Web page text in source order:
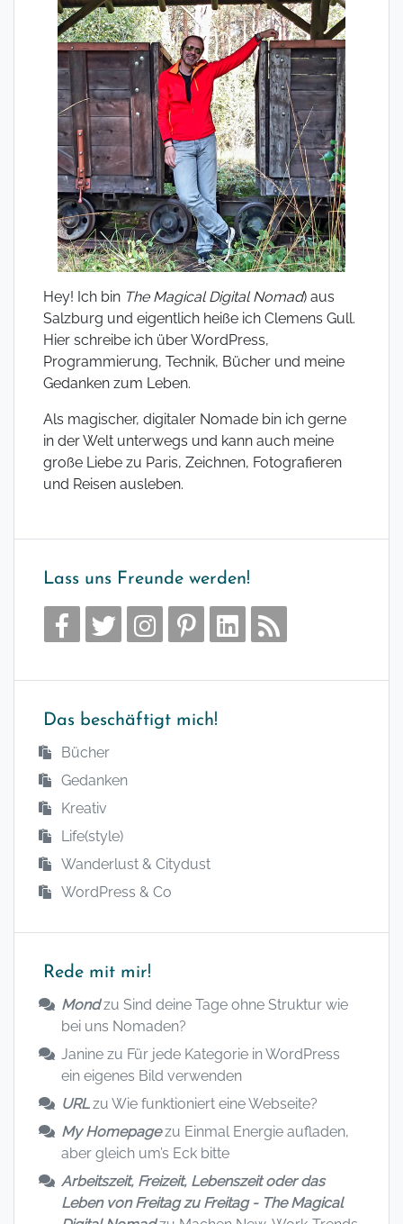
Hey! Ich bin The Magical Digital Nomad) aus
Salzburg und eigentlich heiße ich Clemens Gull.
Hier schreibe ich über WordPress,
Programmierung, Technik, Bücher und meine
Gedanken zum Leben.
Als magischer, digitaler Nomade bin ich gerne
in der Welt unterwegs und kann auch meine
große Liebe zu Paris, Zeichnen, Fotografieren
und Reisen ausleben.
Lass uns Freunde werden!
Das beschäftigt mich!
Bücher
Gedanken
Kreativ
Life(style)
Wanderlust & Citydust
WordPress & Co
Rede mit mir!
Mondzu Sind deine Tage ohne Struktur wie
bei uns Nomaden?
Janine zu Für jede Kategorie in WordPress
ein eigenes Bild verwenden
URLzu Wie funktioniert eine Webseite?
My Homepagezu Einmal Energie aufladen,
aber gleich um’s Eck bitte
Arbeitszeit, Freizeit, Lebenszeit oder das
Leben von Freitag zu Freitag - The Magical